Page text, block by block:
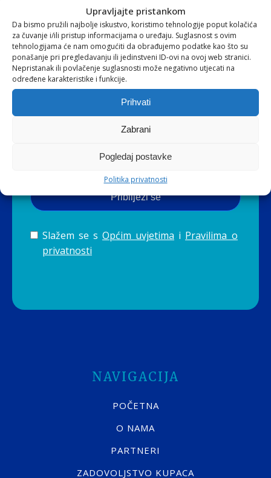
Upravljajte pristankom
Da bismo pružili najbolje iskustvo, koristimo tehnologije poput kolačića
za čuvanje i/ili pristup informacijama o uređaju. Suglasnost s ovim
tehnologijama će nam omogućiti da obrađujemo podatke kao što su
ponašanje pri pregledavanju ili jedinstveni ID-ovi na ovoj web stranici.
Nepristanak ili povlačenje suglasnosti može negativno utjecati na
određene karakteristike i funkcije.
Prihvati
Zabrani
Pogledaj postavke
Politika privatnosti
promjenu u navikama kadapočnu piti filtriranu vodu.
zalažemo i što nudimo?
Pratite naš sadržaj i ponudu preko EVA
newslettera* te ostvarite brojne pogodnosti
pri kupnji!
*Ukoliko u bilo kojem trenutku ne želite više primati EVA
Pribilježi se
Slažem se s Općim uvjetima i Pravilima o
privatnosti
NAVIGACIJA
POČETNA
O NAMA
PARTNERI
ZADOVOLJSTVO KUPACA